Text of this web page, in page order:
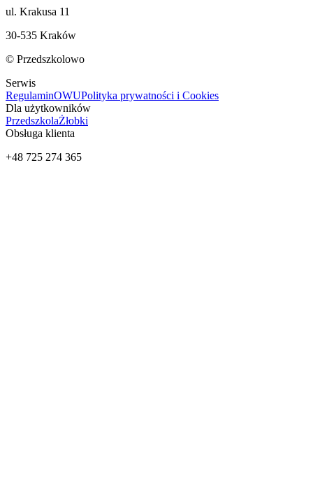
ul. Krakusa 11
30-535 Kraków
© Przedszkolowo
Serwis
RegulaminOWUPolityka prywatności i Cookies
Dla użytkowników
PrzedszkolaŻłobki
Obsługa klienta
+48 725 274 365